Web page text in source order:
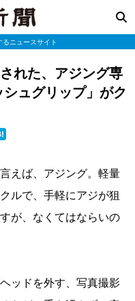
ニュースサイト
れた、アジング専
ュグリップ」がク
えば、アジング。軽量
ルで、手軽にアジが狙
が、なくてはならいの
ッドを外す、写真撮影